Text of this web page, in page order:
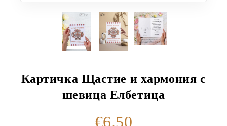
Картичка Щастие и хармония с
шевица Елбетица
€6.50